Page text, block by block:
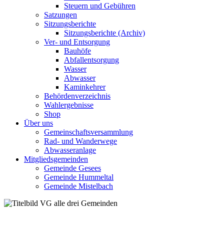
Steuern und Gebühren
Satzungen
Sitzungsberichte
Sitzungsberichte (Archiv)
Ver- und Entsorgung
Bauhöfe
Abfallentsorgung
Wasser
Abwasser
Kaminkehrer
Behördenverzeichnis
Wahlergebnisse
Shop
Über uns
Gemeinschaftsversammlung
Rad- und Wanderwege
Abwasseranlage
Mitgliedsgemeinden
Gemeinde Gesees
Gemeinde Hummeltal
Gemeinde Mistelbach